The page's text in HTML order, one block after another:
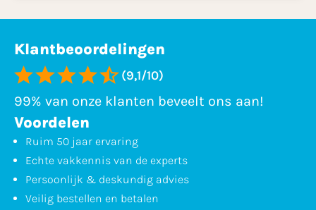
Klantbeoordelingen
(9,1/10)
99% van onze klanten beveelt ons aan!
Voordelen
Ruim 50 jaar ervaring
Echte vakkennis van de experts
Persoonlijk & deskundig advies
Veilig bestellen en betalen